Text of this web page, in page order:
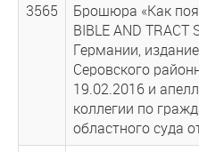
3565
Брошюра «Как
BIBLE AND TRACT
Германии,
Серовского
19.02.2016 и
коллегии по
областного суда